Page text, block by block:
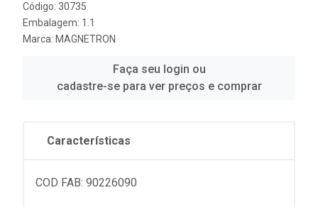
Código: 30735
Embalagem: 1.1
Marca: MAGNETRON
Faça seu login ou
cadastre-se para ver preços e comprar
Características
COD FAB: 90226090